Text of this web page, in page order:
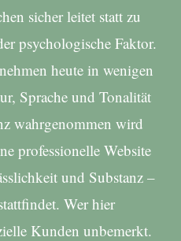
sicher leitet statt zu
psychologische Faktor.
heute in wenigen
Sprache und Tonalität
wahrgenommen wird
professionelle Website
und Substanz –
Wer hier
Kunden unbemerkt.